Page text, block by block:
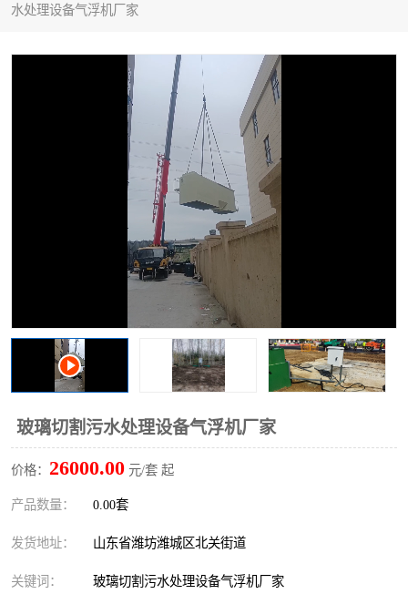
水处理设备气浮机厂家
玻璃切割污水处理设备气浮机厂家
价格： 26000.00 元/套 起
产品数量： 0.00套
发货地址： 山东省潍坊潍城区北关街道
关键词： 玻璃切割污水处理设备气浮机厂家
养殖污水处理设备 洗涤污水处理设备
洗车废水处理设备 实验室污水处理设备
平流式溶气气浮机 风景区旅游景点污水处理
设备
高速服务区收费站污水处 微动力生化污水处理设备
海鲜加工污水处理设备 蒸发器设备价格
客运站污水处理设备 航站楼厕所污水处理设备
UASB厌氧塔 加油站油田景点旅游区污
水处理设备
风电场变电站污水处理设
备
叠螺污泥脱水机
疾控中心一体化设备处理 一体化净北槽污水处理设
餐具消毒污水处理设备
塑料编织袋一体化污水处 养老院污水处理一体化设